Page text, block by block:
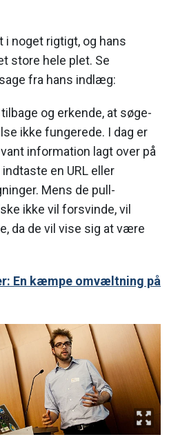
i noget rigtigt, og hans
store hele plet. Se
fra hans indlæg:
og erkende, at søge-
ikke fungerede. I dag er
information lagt over på
en URL eller
Mens de pull-
ikke vil forsvinde, vil
da de vil vise sig at være
En kæmpe omvæltning på